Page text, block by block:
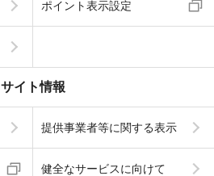
ポイント表示設定
サイト情報
提供事業者等に関する表示
健全なサービスに向けて